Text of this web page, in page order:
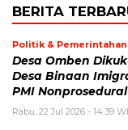
BERITA
Politik & Pemerintahan
Desa Omben
Desa Binaan
PMI Nonprosedural
Rabu, 22 Jul 2026 - 14:39